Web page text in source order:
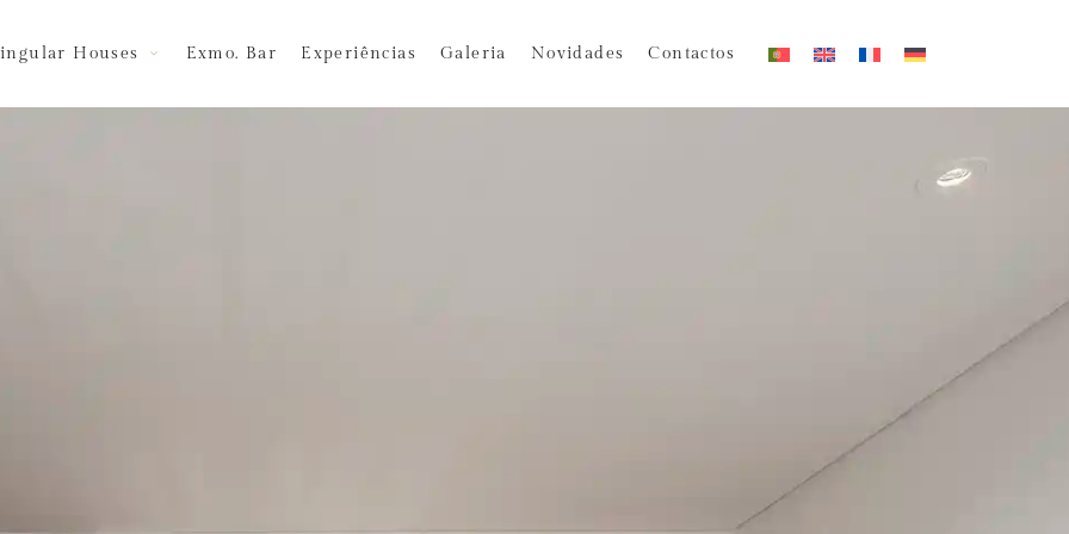
Houses Exmo. Bar Experiências Galeria Novidades Contactos